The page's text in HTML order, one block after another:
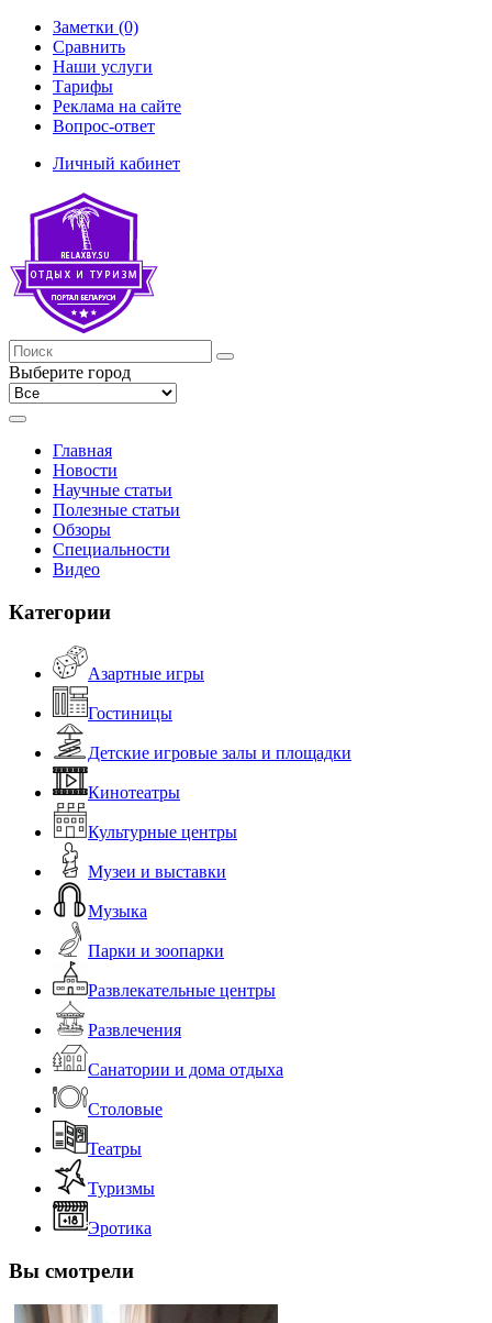
Заметки (0)
Сравнить
Наши услуги
Тарифы
Реклама на сайте
Вопрос-ответ
Личный кабинет
Выберите город
Главная
Новости
Научные статьи
Полезные статьи
Обзоры
Специальности
Видео
Категории
Азартные игры
Гостиницы
Детские игровые залы и площадки
Кинотеатры
Культурные центры
Музеи и выставки
Музыка
Парки и зоопарки
Развлекательные центры
Развлечения
Санатории и дома отдыха
Столовые
Театры
Туризмы
Эротика
Вы смотрели